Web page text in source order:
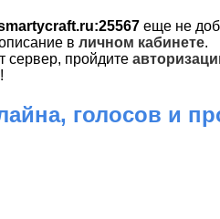
еще не
в личном кабинете.
сервер, пройдите
голосов и